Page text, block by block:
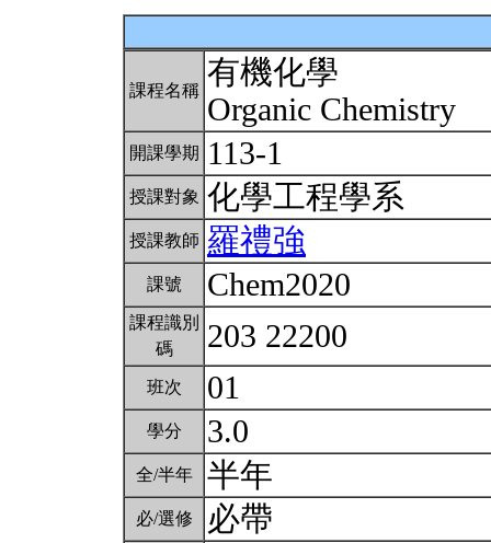
課程名稱 有機化學
Organic Chemistry
開課學期 113-1
授課對象 化學工程學系
授課教師 羅禮強
課號 Chem2020
課程識別
碼
203 22200
班次 01
學分 3.0
全/半年 半年
必/選修 必帶